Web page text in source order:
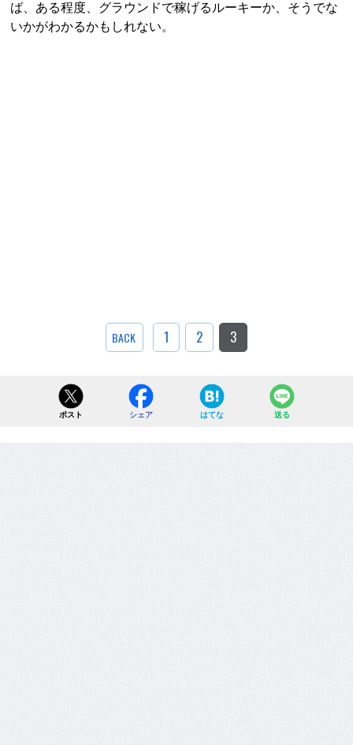
ば、ある程度、グラウンドで稼げるルーキーか、そうでな
いかがわかるかもしれない。
BACK 1 2 3
ポスト シェア はてな 送る